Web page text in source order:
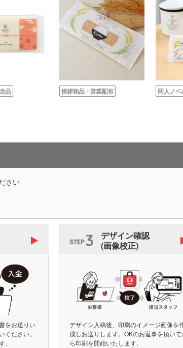
品 挨拶粗品・営業配布 同人ノベ
さい
をお送りい
ださい。
デザイン確認
(画像校正)
デザイン入稿後、印刷のイメージ画像を
成しお送りします。OKのお返事を頂いて
ら印刷を開始いたします。